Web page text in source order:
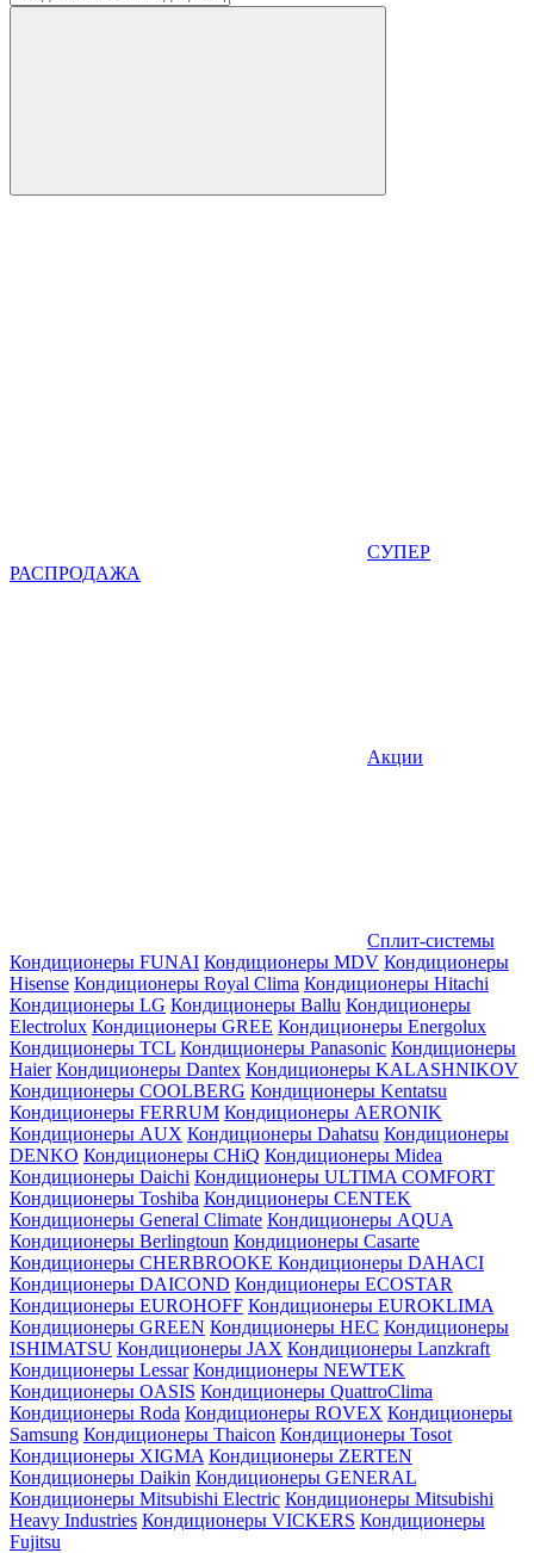
СУПЕР
РАСПРОДАЖА
Акции
Сплит-системы
Кондиционеры FUNAI Кондиционеры MDV Кондиционеры
Hisense Кондиционеры Royal Clima Кондиционеры Hitachi
Кондиционеры LG Кондиционеры Ballu Кондиционеры
Electrolux Кондиционеры GREE Кондиционеры Energolux
Кондиционеры TCL Кондиционеры Panasonic Кондиционеры
Haier Кондиционеры Dantex Кондиционеры KALASHNIKOV
Кондиционеры СOOLBERG Кондиционеры Kentatsu
Кондиционеры FERRUM Кондиционеры AERONIK
Кондиционеры AUX Кондиционеры Dahatsu Кондиционеры
DENKO Кондиционеры CHiQ Кондиционеры Midea
Кондиционеры Daichi Кондиционеры ULTIMA COMFORT
Кондиционеры Toshiba Кондиционеры CENTEK
Кондиционеры General Climate Кондиционеры AQUA
Кондиционеры Berlingtoun Кондиционеры Casarte
Кондиционеры CHERBROOKE Кондиционеры DAHACI
Кондиционеры DAICOND Кондиционеры ECOSTAR
Кондиционеры EUROHOFF Кондиционеры EUROKLIMA
Кондиционеры GREEN Кондиционеры HEC Кондиционеры
ISHIMATSU Кондиционеры JAX Кондиционеры Lanzkraft
Кондиционеры Lessar Кондиционеры NEWTEK
Кондиционеры OASIS Кондиционеры QuattroClima
Кондиционеры Roda Кондиционеры ROVEX Кондиционеры
Samsung Кондиционеры Thaicon Кондиционеры Tosot
Кондиционеры XIGMA Кондиционеры ZERTEN
Кондиционеры Daikin Кондиционеры GENERAL
Кондиционеры Mitsubishi Electric Кондиционеры Mitsubishi
Heavy Industries Кондиционеры VICKERS Кондиционеры
Fujitsu